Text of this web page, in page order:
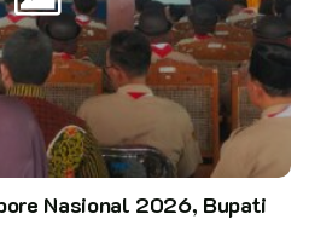
Nasional 2026, Bupati